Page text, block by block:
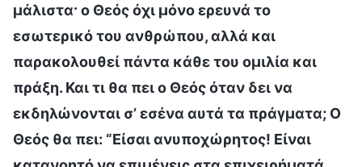
μάλιστα· ο Θεός όχι μόνο ερευνά το
εσωτερικό του ανθρώπου, αλλά και
παρακολουθεί πάντα κάθε του ομιλία και
πράξη. Και τι θα πει ο Θεός όταν δει να
εκδηλώνονται σ’ εσένα αυτά τα πράγματα; Ο
Θεός θα πει: “Είσαι ανυποχώρητος! Είναι